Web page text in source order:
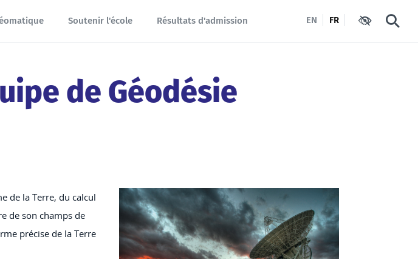
Soutenir l'école Résultats d'admission EN FR
Paramètres
de Géodésie
de la Terre, du calcul
de son champs de
précise de la Terre